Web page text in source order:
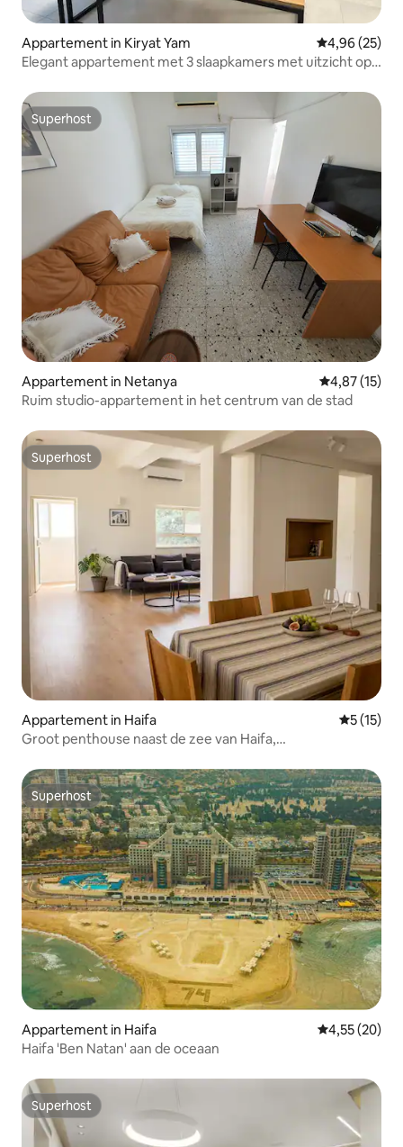
Appartement in Kiryat Yam Gemiddelde
4,96 (25)
Elegant appartement met 3 slaapkamers met uitzicht op
Superhost
Superhost
Appartement in Netanya Gemiddelde
4,87 (15)
Ruim studio-appartement in het centrum van de stad
Superhost
Superhost
Appartement in Haifa
5 (15)
Groot penthouse naast de zee van Haifa,
Superhost
Superhost
Appartement in Haifa Gemiddelde
4,55 (20)
Haifa 'Ben Natan' aan de oceaan
Superhost
Superhost